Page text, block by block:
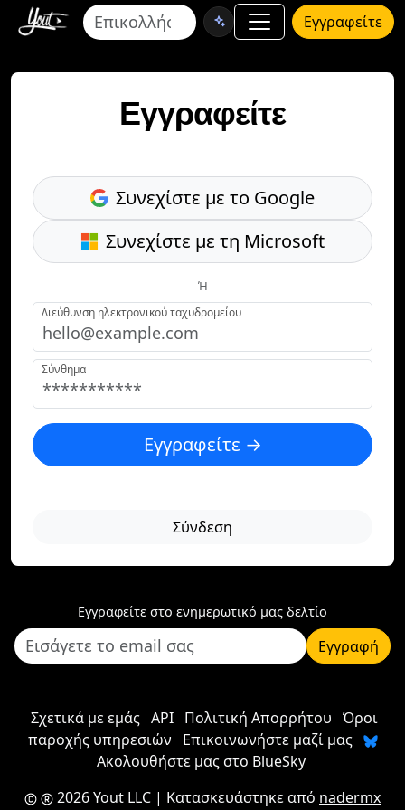
Εγγραφείτε
Εγγραφείτε
Συνεχίστε με το Google
Συνεχίστε με τη Microsoft
Ή
Διεύθυνση ηλεκτρονικού ταχυδρομείου
Σύνθημα
Εγγραφείτε →
Σύνδεση
Εγγραφείτε στο ενημερωτικό μας δελτίο
Εγγραφή
Σχετικά με εμάς API Πολιτική Απορρήτου Όροι
παροχής υπηρεσιών
Επικοινωνήστε μαζί μας
Ακολουθήστε μας στο BlueSky
2026 Yout LLC | Κατασκευάστηκε από nadermx